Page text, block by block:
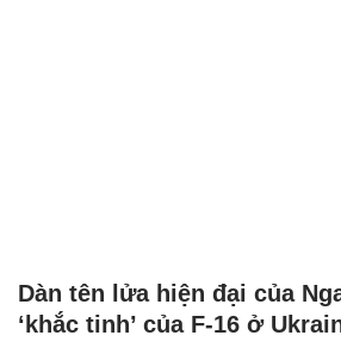
Dàn tên lửa hiện đại của
‘khắc tinh’ của F-16 ở